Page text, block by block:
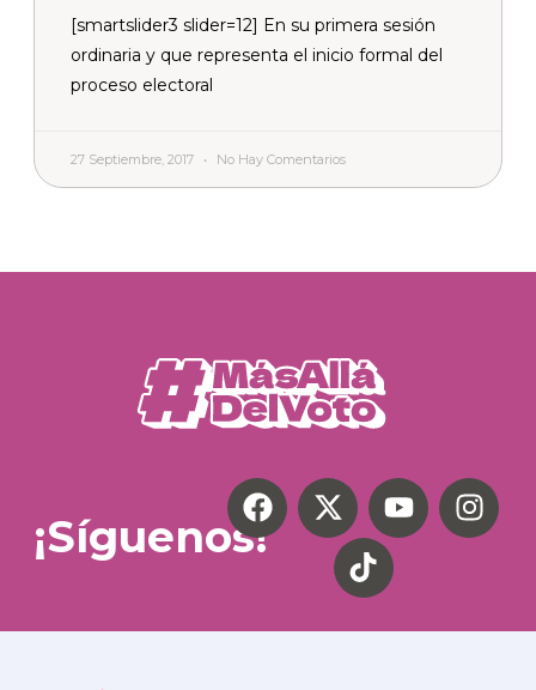
[smartslider3 slider=12] En su primera sesión
ordinaria y que representa el inicio formal del
proceso electoral
27 Septiembre, 2017 No Hay Comentarios
¡Síguenos!